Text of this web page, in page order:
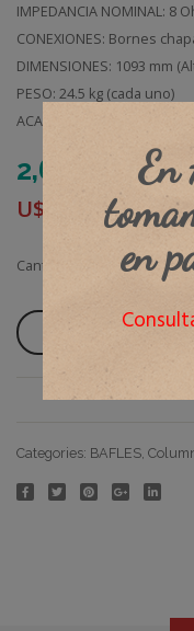
IMPEDANCIA NOMINAL: 8
CONEXIONES: Bornes
DIMENSIONES: 1093 mm
PESO: 24.5 kg (cada uno)
ACABADOS: Vinilo de
2,684,000.00
U$D 0.00
Cantidad
Añadir Al Carrito
Categories: BAFLES
En
en